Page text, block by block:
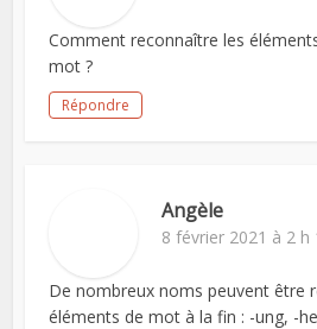
Comment reconnaître les
mot ?
Répondre
Angèle
8 février 2021 à 2 h
De nombreux noms peuvent être
éléments de mot à la fin : -ung, -